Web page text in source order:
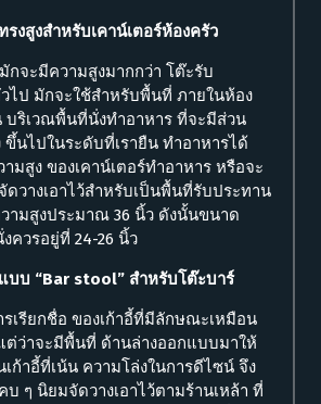
รงสูงสำหรับเคาน์เตอร์ห้องครัว
กจะมีความสูงมากกว่า โต๊ะรับ
ไป มักจะใช้สำหรับพื้นที่ ภายในห้อง
บริเวณพื้นที่นั่งทำอาหาร ที่จะมีส่วน
ขึ้นไปในระดับที่เรายืน ทำอาหารได้
มสูง ของเคาน์เตอร์ทำอาหาร หรือจะ
ดวางเอาไว้สำหรับเป็นพื้นที่รับประทาน
ามสูงประมาณ 36 นิ้ว ดังนั้นขนาด
ควรอยู่ที่ 24-26 นิ้ว
บบ “Bar stool” สำหรับโต๊ะบาร์
เรียกชื่อ ของเก้าอี้ที่มีลักษณะเหมือน
ต่ว่าจะมีพื้นที่ ด้านล่างออกแบบมาให้
เก้าอี้ที่เน้น ความโล่งในการดีไซน์ จึง
ๆ นิยมจัดวางเอาไว้ตามร้านเหล้า ที่